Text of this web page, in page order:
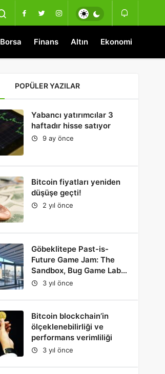
Borsa Finans Altın Ekonomi
POPÜLER YAZILAR
Yabancı yatırımcılar 3
haftadır hisse satıyor
9 ay önce
Bitcoin fiyatları yeniden
düşüşe geçti!
2 yıl önce
Göbeklitepe Past-is-
Future Game Jam: The
Sandbox, Bug Game Lab
ve Bahçeşehir
3 yıl önce
Bitcoin blockchain’in
ölçeklenebilirliği ve
performans verimliliği
3 yıl önce